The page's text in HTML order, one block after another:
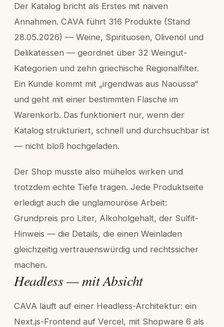
Der Katalog bricht als Erstes mit naiven
Annahmen. CAVA führt 316 Produkte (Stand
28.05.2026) — Weine, Spirituosen, Olivenöl und
Delikatessen — geordnet über 32 Weingut-
Kategorien und zehn griechische Regionalfilter.
Ein Kunde kommt mit „irgendwas aus Naoussa“
und geht mit einer bestimmten Flasche im
Warenkorb. Das funktioniert nur, wenn der
Katalog strukturiert, schnell und durchsuchbar ist
— nicht bloß hochgeladen.
Der Shop musste also mühelos wirken und
trotzdem echte Tiefe tragen. Jede Produktseite
erledigt auch die unglamouröse Arbeit:
Grundpreis pro Liter, Alkoholgehalt, der Sulfit-
Hinweis — die Details, die einen Weinladen
gleichzeitig vertrauenswürdig und rechtssicher
machen.
Headless — mit Absicht
CAVA läuft auf einer Headless-Architektur: ein
Next.js-Frontend auf Vercel, mit Shopware 6 als